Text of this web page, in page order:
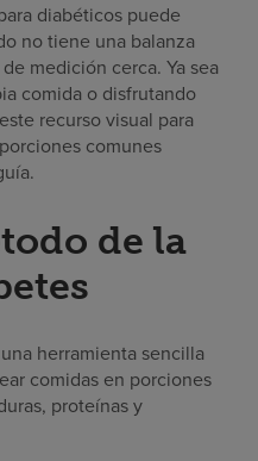
diabéticos puede
no tiene una balanza
medición cerca. Ya sea
comida o disfrutando
recurso visual para
comunes
de la
herramienta sencilla
comidas en porciones
proteínas y